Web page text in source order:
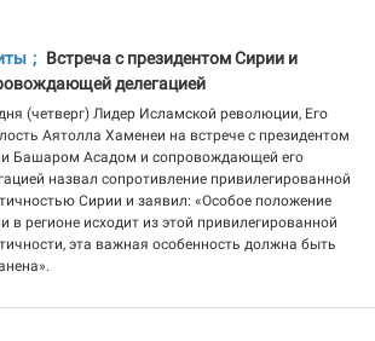
Встреча с президентом Сирии и
делегацией
(четверг) Лидер Исламской революции, Его
Аятолла Хаменеи на встрече с президентом
Башаром Асадом и сопровождающей его
назвал сопротивление привилегированной
Сирии и заявил: «Особое положение
в регионе исходит из этой привилегированной
эта важная особенность должна быть